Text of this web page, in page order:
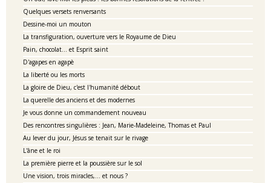
Quelques versets renversants
Dessine-moi un mouton
La transfiguration, ouverture vers le Royaume de Dieu
Pain, chocolat... et Esprit saint
D'agapes en agapè
La liberté ou les morts
La gloire de Dieu, c'est l'humanité débout
La querelle des anciens et des modernes
Je vous donne un commandement nouveau
Des rencontres singulières : Jean, Marie-Madeleine, Thomas et Paul
Au lever du jour, Jésus se tenait sur le rivage
L'âne et le roi
La première pierre et la poussière sur le sol
Une vision, trois miracles,... et nous ?